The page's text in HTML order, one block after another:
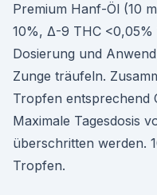
Premium Hanf-Öl (10
10%, Δ-9 THC <0,05%
Dosierung und
Zunge träufeln.
Tropfen entsprechend
Maximale Tagesdosis
überschritten werden.
Tropfen.